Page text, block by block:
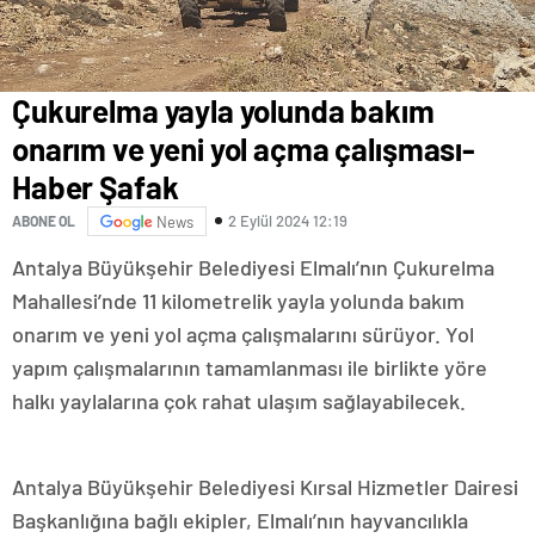
Çukurelma yayla yolunda bakım
onarım ve yeni yol açma çalışması-
Haber Şafak
ABONE OL News 2 Eylül 2024 12:19
Antalya Büyükşehir Belediyesi Elmalı’nın Çukurelma
Mahallesi’nde 11 kilometrelik yayla yolunda bakım
onarım ve yeni yol açma çalışmalarını sürüyor. Yol
yapım çalışmalarının tamamlanması ile birlikte yöre
halkı yaylalarına çok rahat ulaşım sağlayabilecek.
Antalya Büyükşehir Belediyesi Kırsal Hizmetler Dairesi
Başkanlığına bağlı ekipler, Elmalı’nın hayvancılıkla